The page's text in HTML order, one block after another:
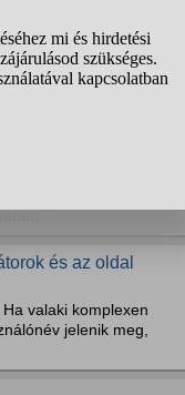
és az oldal
valaki komplexen
jelenik meg,